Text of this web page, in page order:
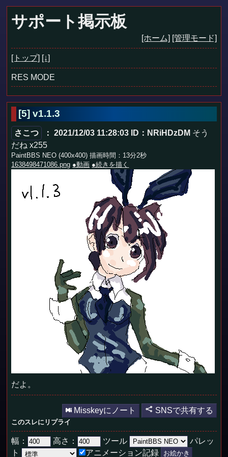
サポート掲示板
[ホーム] [管理モード]
[トップ] [↓]
RES MODE
[5] v1.1.3
さこつ ： 2021/12/03 11:28:03 ID：NRiHDzDM そう
だね x255
PaintBBS NEO (400x400) 描画時間：13分2秒
1638498471086.png ●動画 ●続きを描く
だよ。
Misskeyにノート SNSで共有する
このスレにリプライ
幅： 高さ： ツール
パレッ
ト
アニメーション記録